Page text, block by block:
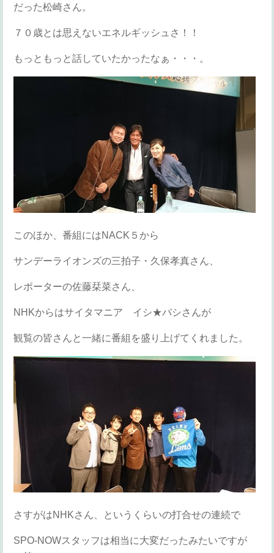
だった松崎さん。
７０歳とは思えないエネルギッシュさ！！
もっともっと話していたかったなぁ・・・。
このほか、番組にはNACK５から
サンデーライオンズの三拍子・久保孝真さん、
レポーターの佐藤栞菜さん、
NHKからはサイタマニア イシ★バシさんが
観覧の皆さんと一緒に番組を盛り上げてくれました。
さすがはNHKさん、というくらいの打合せの連続で
SPO-NOWスタッフは相当に大変だったみたいですが